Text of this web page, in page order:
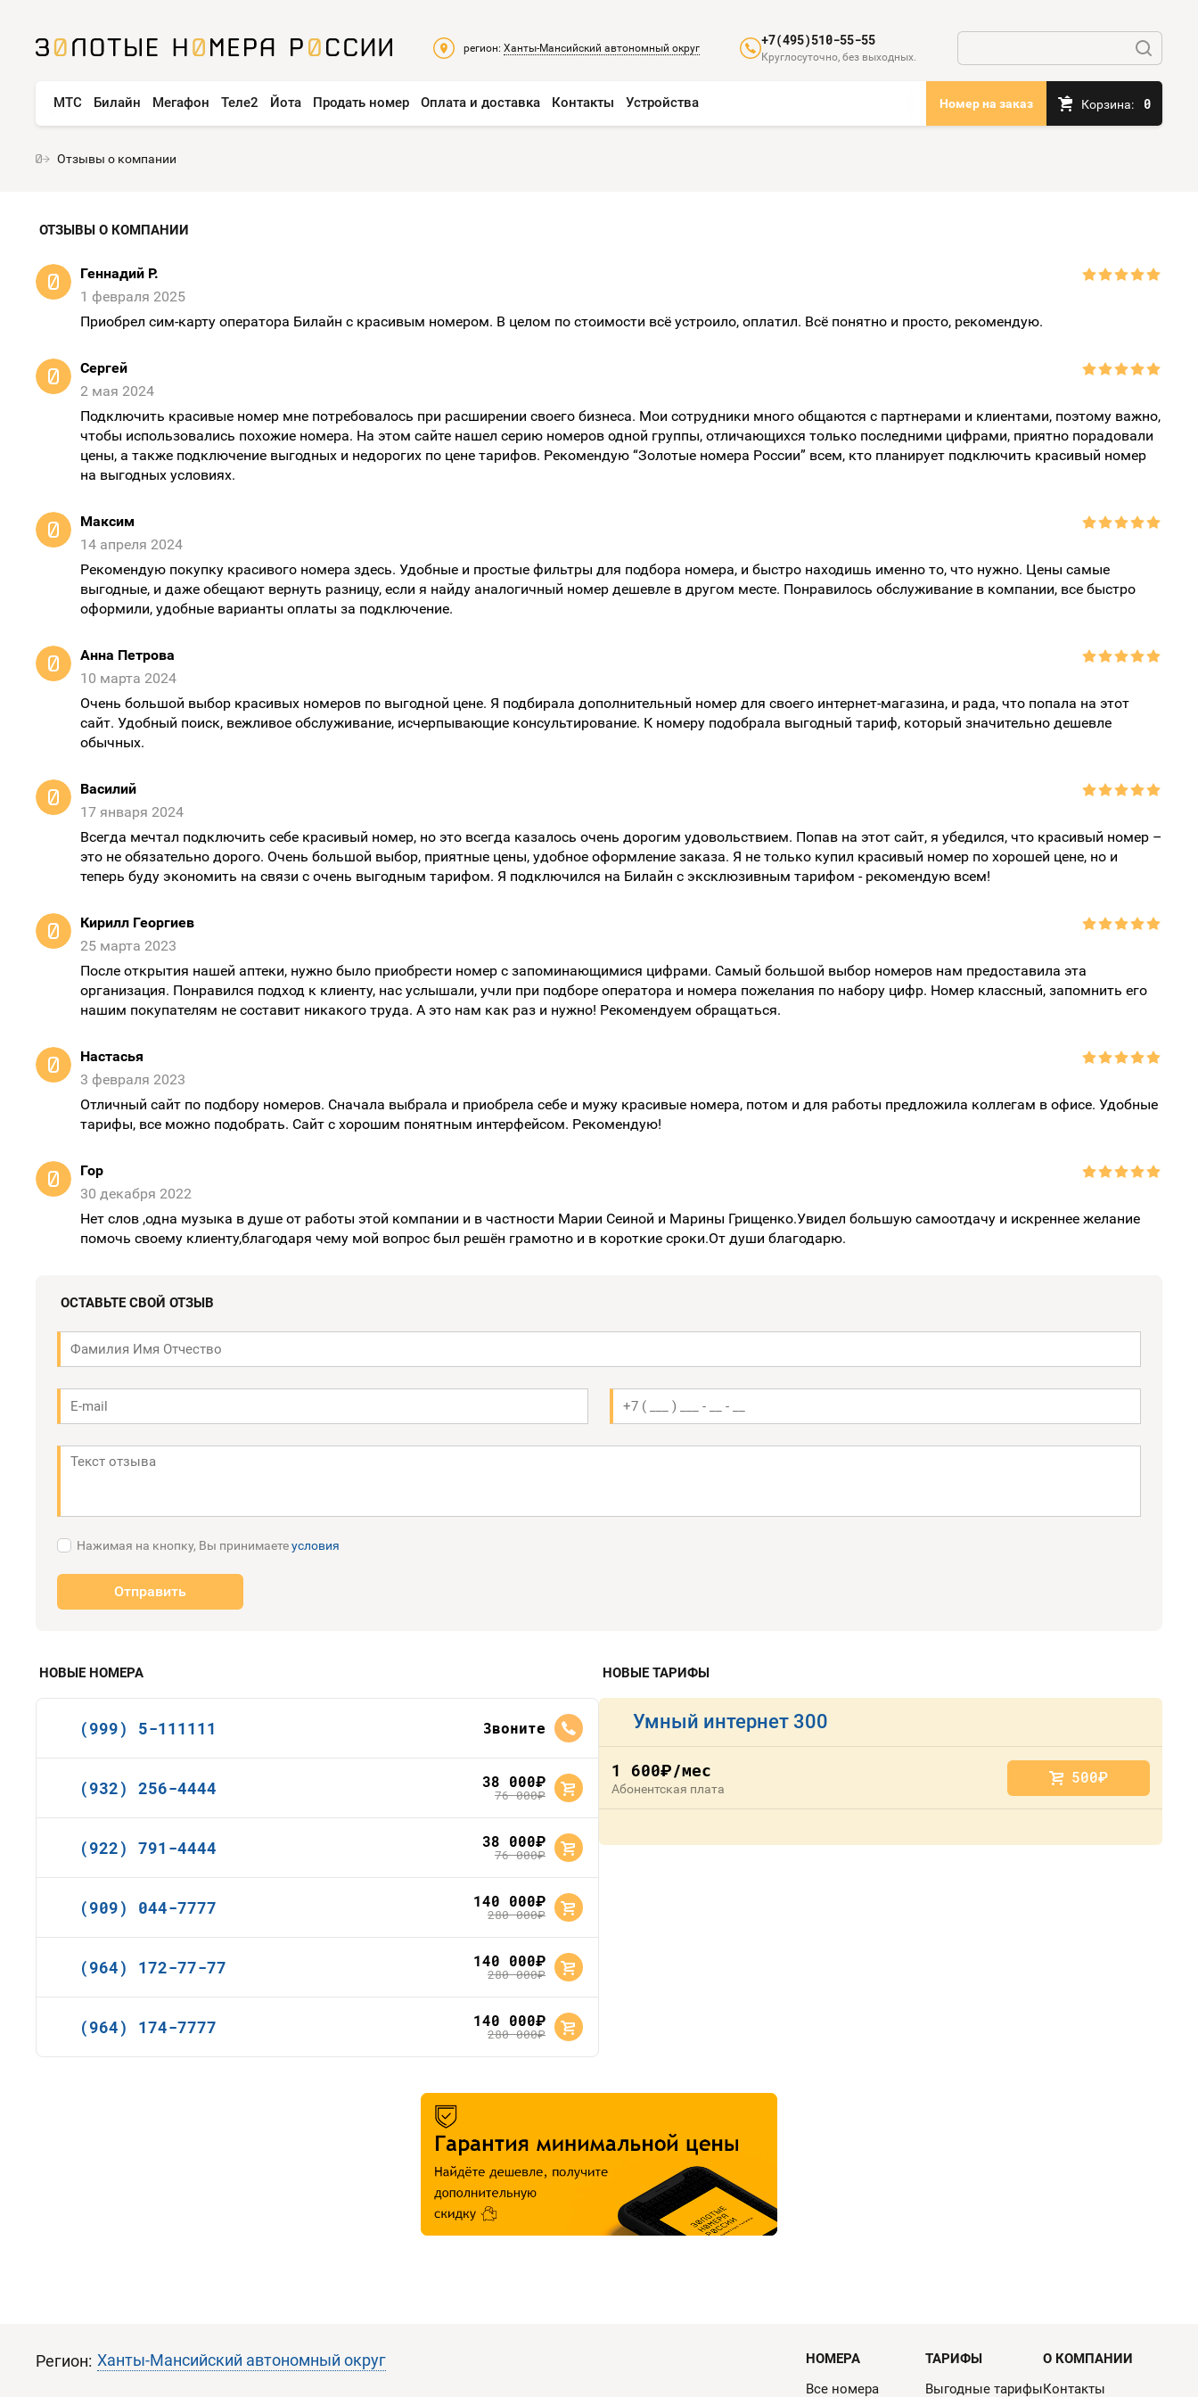
регион: Ханты-Мансийский автономный округ +7(495)510-55-55
Круглосуточно, без выходных.
МТС Билайн Мегафон Теле2 Йота Продать номер Оплата и доставка Контакты Устройства Номер на заказ Корзина: 0
Отзывы о компании
ОТЗЫВЫ О КОМПАНИИ
Геннадий Р.
1 февраля 2025
Приобрел сим-карту оператора Билайн с красивым номером. В целом по стоимости всё устроило, оплатил. Всё понятно и просто, рекомендую.
Сергей
2 мая 2024
Подключить красивые номер мне потребовалось при расширении своего бизнеса. Мои сотрудники много общаются с партнерами и клиентами, поэтому важно,
чтобы использовались похожие номера. На этом сайте нашел серию номеров одной группы, отличающихся только последними цифрами, приятно порадовали
цены, а также подключение выгодных и недорогих по цене тарифов. Рекомендую “Золотые номера России” всем, кто планирует подключить красивый номер
на выгодных условиях.
Максим
14 апреля 2024
Рекомендую покупку красивого номера здесь. Удобные и простые фильтры для подбора номера, и быстро находишь именно то, что нужно. Цены самые
выгодные, и даже обещают вернуть разницу, если я найду аналогичный номер дешевле в другом месте. Понравилось обслуживание в компании, все быстро
оформили, удобные варианты оплаты за подключение.
Анна Петрова
10 марта 2024
Очень большой выбор красивых номеров по выгодной цене. Я подбирала дополнительный номер для своего интернет-магазина, и рада, что попала на этот
сайт. Удобный поиск, вежливое обслуживание, исчерпывающие консультирование. К номеру подобрала выгодный тариф, который значительно дешевле
обычных.
Василий
17 января 2024
Всегда мечтал подключить себе красивый номер, но это всегда казалось очень дорогим удовольствием. Попав на этот сайт, я убедился, что красивый номер –
это не обязательно дорого. Очень большой выбор, приятные цены, удобное оформление заказа. Я не только купил красивый номер по хорошей цене, но и
теперь буду экономить на связи с очень выгодным тарифом. Я подключился на Билайн с эксклюзивным тарифом - рекомендую всем!
Кирилл Георгиев
25 марта 2023
После открытия нашей аптеки, нужно было приобрести номер с запоминающимися цифрами. Самый большой выбор номеров нам предоставила эта
организация. Понравился подход к клиенту, нас услышали, учли при подборе оператора и номера пожелания по набору цифр. Номер классный, запомнить его
нашим покупателям не составит никакого труда. А это нам как раз и нужно! Рекомендуем обращаться.
Настасья
3 февраля 2023
Отличный сайт по подбору номеров. Сначала выбрала и приобрела себе и мужу красивые номера, потом и для работы предложила коллегам в офисе. Удобные
тарифы, все можно подобрать. Сайт с хорошим понятным интерфейсом. Рекомендую!
Гор
30 декабря 2022
Нет слов ,одна музыка в душе от работы этой компании и в частности Марии Сеиной и Марины Грищенко.Увидел большую самоотдачу и искреннее желание
помочь своему клиенту,благодаря чему мой вопрос был решён грамотно и в короткие сроки.От души благодарю.
ОСТАВЬТЕ СВОЙ ОТЗЫВ
Нажимая на кнопку, Вы принимаетеусловия
Отправить
НОВЫЕ НОМЕРА
(999) 5-111111 Звоните
(932) 256-4444 38 000руб.
76 000руб.
(922) 791-4444 38 000руб.
76 000руб.
(909) 044-7777 140 000руб.
280 000руб.
(964) 172-77-77 140 000руб.
280 000руб.
(964) 174-7777 140 000руб.
280 000руб.
НОВЫЕ ТАРИФЫ
Умный интернет 300
1 600руб./мес
Абонентская плата
500руб.
НОМЕРА
Все номера
ТАРИФЫ
Выгодные тарифы
О КОМПАНИИ
Контакты
Регион: Ханты-Мансийский автономный округ